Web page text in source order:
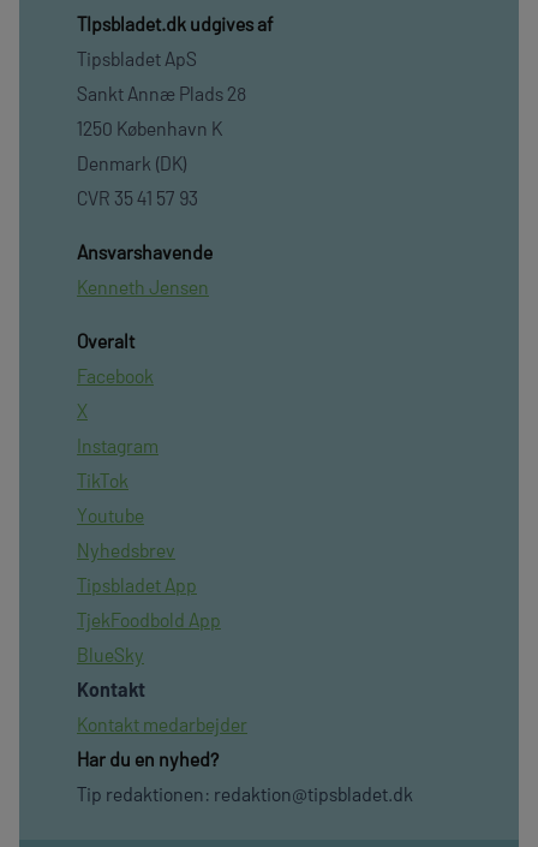
TIpsbladet.dk udgives af
Tipsbladet ApS
Sankt Annæ Plads 28
1250 København K
Denmark (DK)
CVR 35 41 57 93
Ansvarshavende
Kenneth Jensen
Overalt
Facebook
X
Instagram
TikTok
Youtube
Nyhedsbrev
Tipsbladet App
TjekFoodbold App
BlueSky
Kontakt
Kontakt medarbejder
Har du en nyhed?
Tip redaktionen: redaktion@tipsbladet.dk